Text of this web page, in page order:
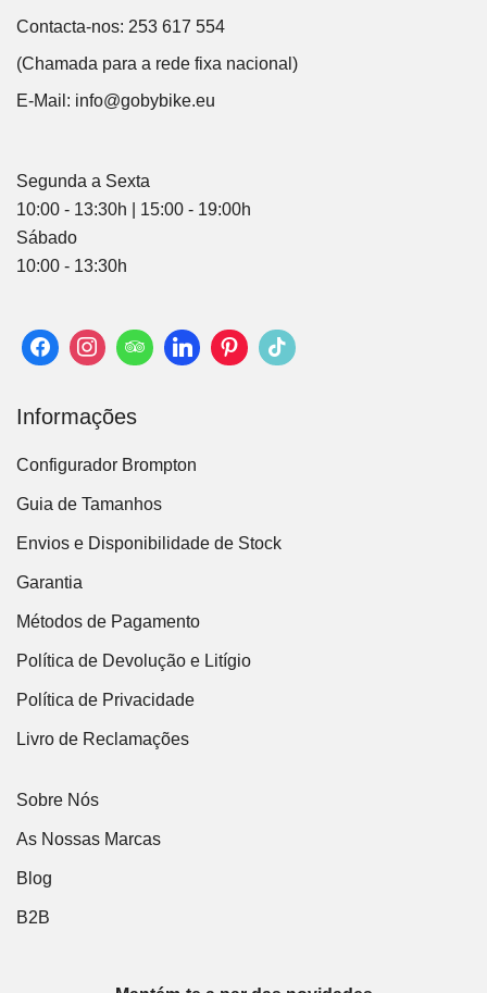
Contacta-nos: 253 617 554
(Chamada para a rede fixa nacional)
E-Mail: info@gobybike.eu
Segunda a Sexta
10:00 - 13:30h | 15:00 - 19:00h
Sábado
10:00 - 13:30h
Informações
Configurador Brompton
Guia de Tamanhos
Envios e Disponibilidade de Stock
Garantia
Métodos de Pagamento
Política de Devolução e Litígio
Política de Privacidade
Livro de Reclamações
Sobre Nós
As Nossas Marcas
Blog
B2B